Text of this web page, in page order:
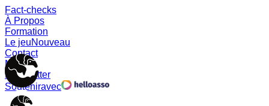
Fact-checks
À Propos
Formation
Le jeuNouveau
Contact
Memes
Newsletter
Souteniravec